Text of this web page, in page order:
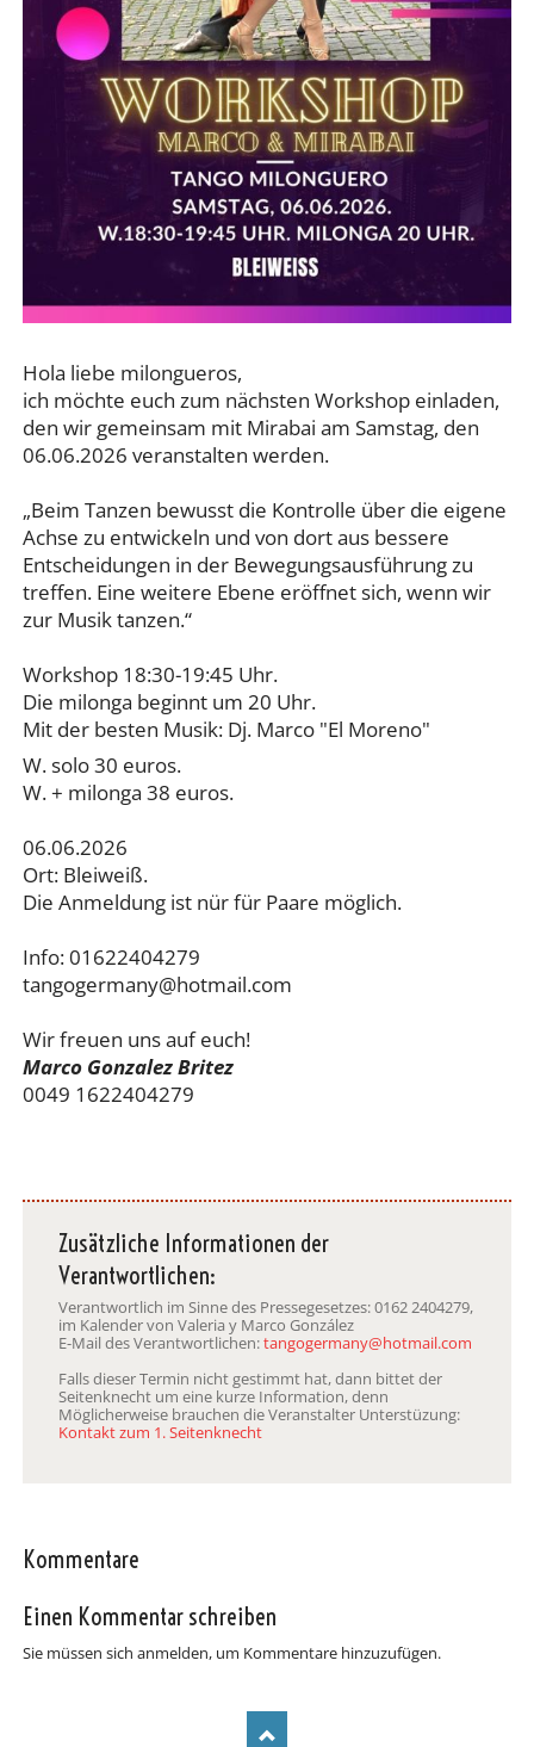
Hola liebe milongueros,
ich möchte euch zum nächsten Workshop einladen,
den wir gemeinsam mit Mirabai am Samstag, den
06.06.2026 veranstalten werden.
„Beim Tanzen bewusst die Kontrolle über die eigene
Achse zu entwickeln und von dort aus bessere
Entscheidungen in der Bewegungsausführung zu
treffen. Eine weitere Ebene eröffnet sich, wenn wir
zur Musik tanzen.“
Workshop 18:30-19:45 Uhr.
Die milonga beginnt um 20 Uhr.
Mit der besten Musik: Dj. Marco "El Moreno"
W. solo 30 euros.
W. + milonga 38 euros.
06.06.2026
Ort: Bleiweiß.
Die Anmeldung ist nür für Paare möglich.
Info: 01622404279
tangogermany@hotmail.com
Wir freuen uns auf euch!
Marco Gonzalez Britez
0049 1622404279
Zusätzliche Informationen der
Verantwortlichen:
Verantwortlich im Sinne des Pressegesetzes: 0162 2404279,
im Kalender von Valeria y Marco González
E-Mail des Verantwortlichen:tangogermany@hotmail.com
Falls dieser Termin nicht gestimmt hat, dann bittet der
Seitenknecht um eine kurze Information, denn
Möglicherweise brauchen die Veranstalter Unterstüzung:
Kontakt zum 1. Seitenknecht
Kommentare
Einen Kommentar schreiben
Sie müssen sich anmelden, um Kommentare hinzuzufügen.